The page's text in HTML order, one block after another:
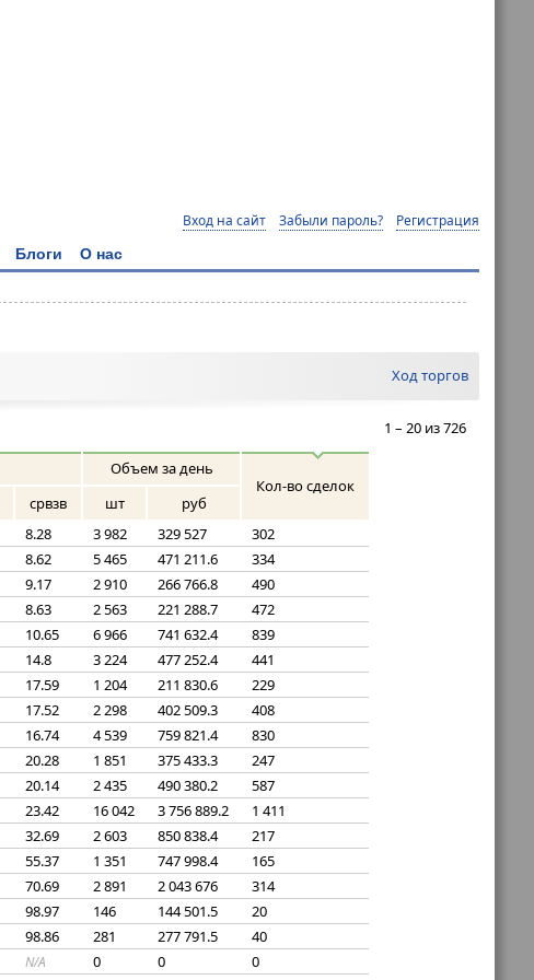
Вход на сайт Забыли пароль? Регистрация
Блоги О нас
Ход торгов
1 – 20 из 726
Объем за день
Кол-во сделок
срвзв шт
руб
8.28 3 982 329 527
302
8.62 5 465 471 211.6
334
9.17 2 910 266 766.8
490
8.63 2 563 221 288.7
472
10.65 6 966 741 632.4
839
14.8 3 224 477 252.4
441
17.59 1 204 211 830.6
229
17.52 2 298 402 509.3
408
16.74 4 539 759 821.4
830
20.28 1 851 375 433.3
247
20.14 2 435 490 380.2
587
23.42 16 042 3 756 889.2
1 411
32.69 2 603 850 838.4
217
55.37 1 351 747 998.4
165
70.69 2 891 2 043 676
314
98.97 146 144 501.5
20
98.86 281 277 791.5
40
N/A 0 0
0